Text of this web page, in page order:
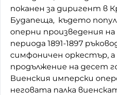
поканен за диригент в
Будапеща, където
оперни произведения на
периода 1891-1897
симфоничен оркестър, а
продължение на десет
Виенския имперски
неговата палка